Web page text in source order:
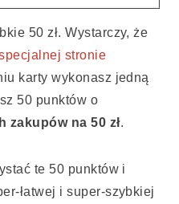
50 zł. Wystarczy, że
stronie
karty wykonasz jedną
50 punktów o
na 50 zł.
te 50 punktów i
łatwej i super-szybkiej